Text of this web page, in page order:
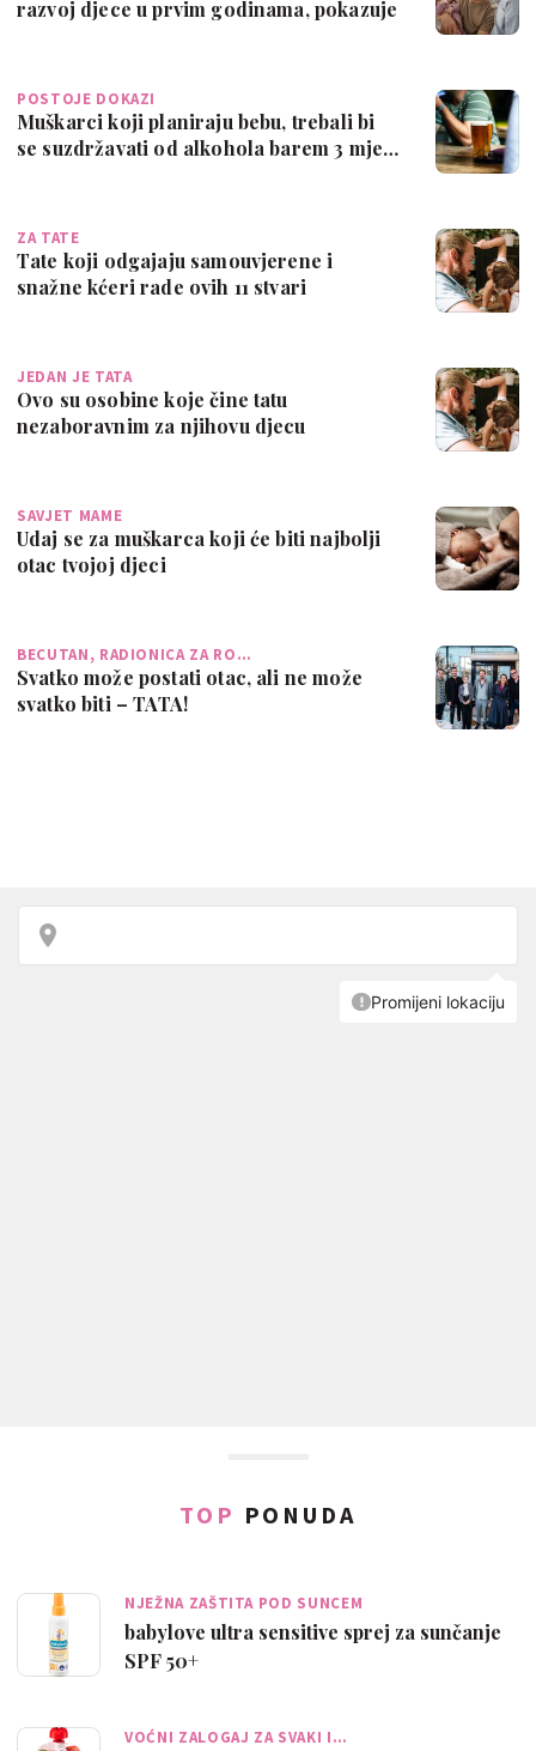
razvoj djece u prvim godinama, pokazuje
POSTOJE DOKAZI
Muškarci koji planiraju bebu, trebali bi
se suzdržavati od alkohola barem 3 mje…
ZA TATE
Tate koji odgajaju samouvjerene i
snažne kćeri rade ovih 11 stvari
JEDAN JE TATA
Ovo su osobine koje čine tatu
nezaboravnim za njihovu djecu
SAVJET MAME
Udaj se za muškarca koji će biti najbolji
otac tvojoj djeci
BECUTAN, RADIONICA ZA RO…
Svatko može postati otac, ali ne može
svatko biti – TATA!
TOP PONUDA
NJEŽNA ZAŠTITA POD SUNCEM
babylove ultra sensitive sprej za sunčanje
SPF 50+
VOĆNI ZALOGAJ ZA SVAKI I…